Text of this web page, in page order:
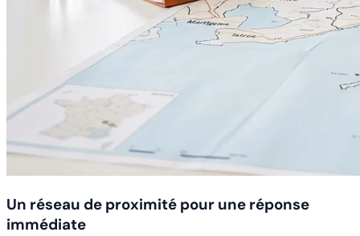
Un réseau de proximité pour une réponse
immédiate